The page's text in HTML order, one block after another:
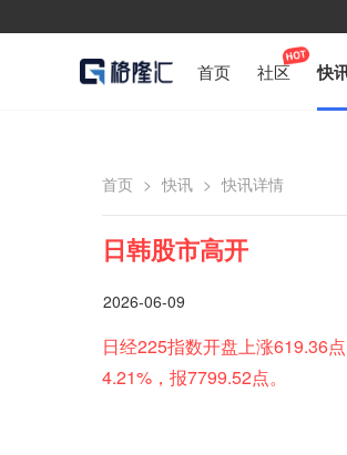
首页 社区 快
首页 > 快讯 > 快讯详情
日韩股市高开
2026-06-09
日经225指数开盘上涨619.36
4.21%，报7799.52点。